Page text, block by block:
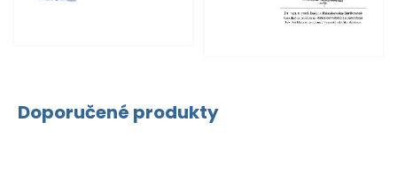
Doporučené produkty